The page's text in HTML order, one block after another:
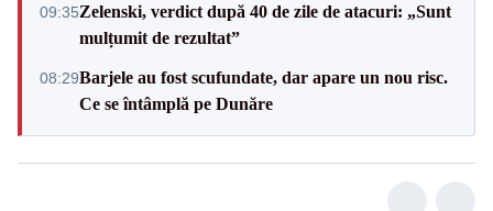
09:35Zelenski, verdict după 40 de zile de atacuri: „Sunt
mulțumit de rezultat”
08:29Barjele au fost scufundate, dar apare un nou risc.
Ce se întâmplă pe Dunăre